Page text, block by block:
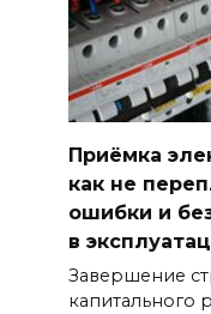
Приёмка
как не
ошибки и
в
Завершение
капитального